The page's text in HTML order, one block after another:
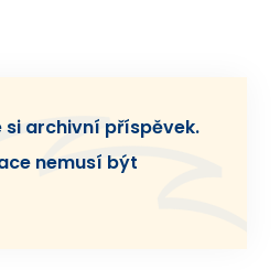
archivní příspěvek.
nemusí být